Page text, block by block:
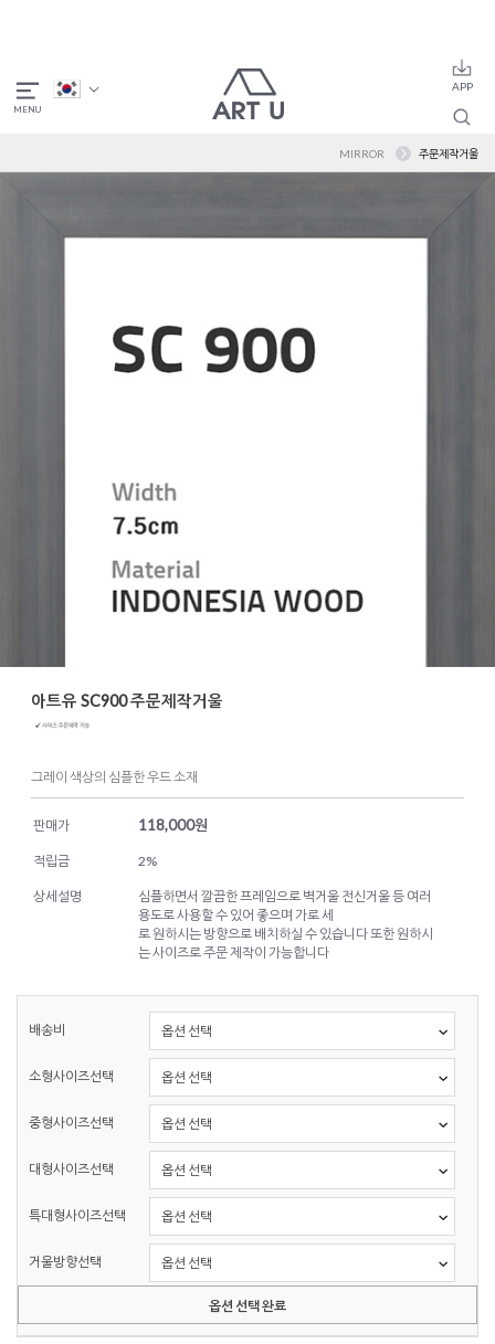
MIRROR 주문제작거울
아트유 SC900 주문제작거울
그레이 색상의 심플한 우드 소재
판매가 118,000원
적립금 2%
상세설명
심플하면서 깔끔한 프레임으로 벽거울 전신거울 등 여러
용도로 사용할 수 있어 좋으며 가로 세
로 원하시는 방향으로 배치하실 수 있습니다 또한 원하시
는 사이즈로 주문 제작이 가능합니다
배송비
소형사이즈선택
중형사이즈선택
대형사이즈선택
특대형사이즈선택
거울방향선택
옵션 선택 완료